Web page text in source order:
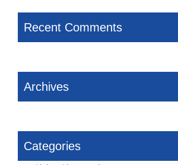
Recent Comments
Archives
Categories